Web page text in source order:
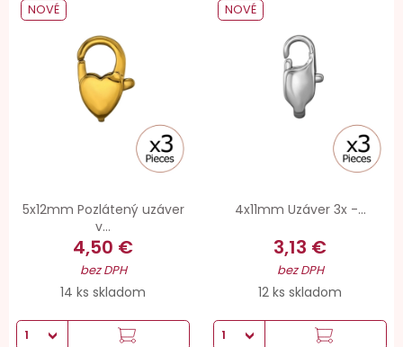
5x12mm Pozlátený uzáver
v...
4,50 €
bez DPH
14 ks skladom
NOVÉ
4x11mm Uzáver 3x -...
3,13 €
bez DPH
12 ks skladom
NOVÉ